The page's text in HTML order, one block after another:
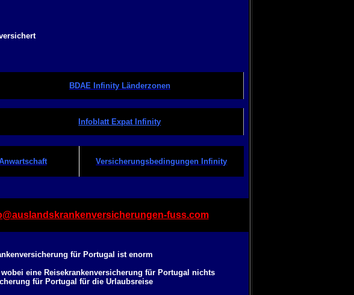
BDAE Infinity Länderzonen
Infoblatt Expat Infinity
Versicherungsbedingungen Infinity
fuss.com
für Portugal ist enorm
eine Reisekrankenversicherung für Portugal nichts
für Portugal für die Urlaubsreise